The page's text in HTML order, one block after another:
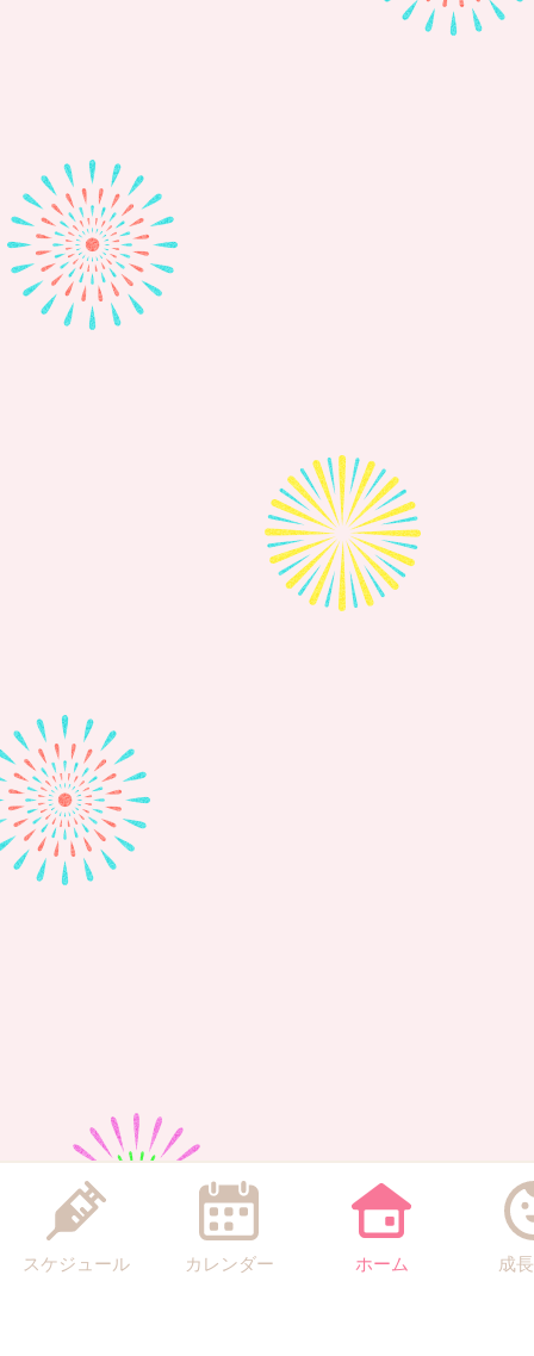
スケジュール カレンダー ホーム 成